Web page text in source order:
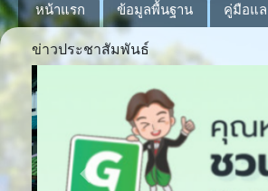
หน้าแรก ข้อมูลพื้นฐาน คู่มือแล
ข่าวประชาสัมพันธ์
Previous